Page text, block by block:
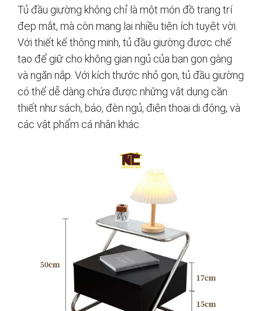
Tủ đầu giường không chỉ là một món đồ trang trí
đẹp mắt, mà còn mang lại nhiều tiện ích tuyệt vời.
Với thiết kế thông minh, tủ đầu giường được chế
tạo để giữ cho không gian ngủ của bạn gọn gàng
và ngăn nắp. Với kích thước nhỏ gọn, tủ đầu giường
có thể dễ dàng chứa được những vật dụng cần
thiết như sách, báo, đèn ngủ, điện thoại di động, và
các vật phẩm cá nhân khác.